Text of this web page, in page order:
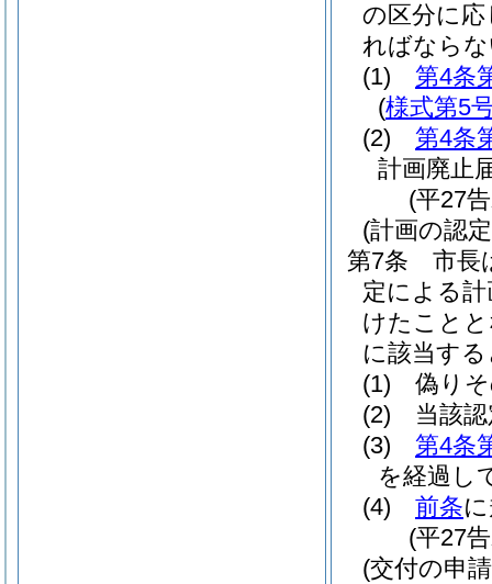
の区分に応
ればなら
(1)
第4条
(様式第5
(2)
第4条
計画廃止
(平27
(計画の認
第7条
市長
定による
けたこと
に該当す
(1)
偽り
(2)
当該
(3)
第4条
を経過し
(4)
前条
(平27
(交付の申